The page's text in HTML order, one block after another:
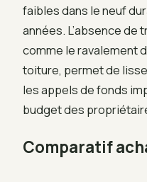
faibles dans le neuf
années. L’absence de
comme le ravalement
toiture, permet de
les appels de fonds
budget des
Comparatif